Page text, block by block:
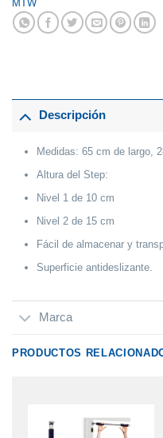
MTW
Descripción
Medidas: 65 cm de largo,
Altura del Step:
Nivel 1 de 10 cm
Nivel 2 de 15 cm
Fácil de almacenar y
Superficie antideslizante.
Marca
PRODUCTOS